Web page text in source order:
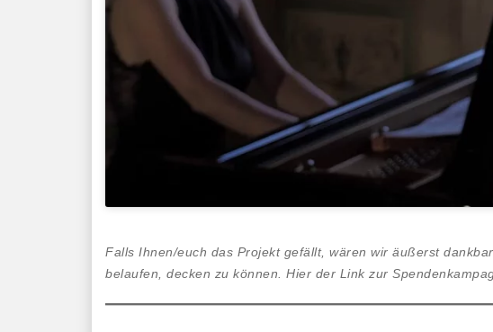
Falls Ihnen/euch das Projekt gefällt, wären wir äußerst
belaufen, decken zu können. Hier der Link zur